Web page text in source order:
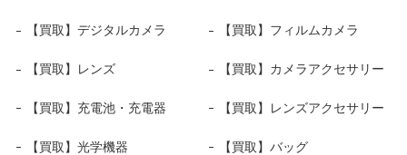
【買取】デジタルカメラ 【買取】フィルムカメラ
【買取】レンズ 【買取】カメラアクセサリー
【買取】充電池・充電器 【買取】レンズアクセサリー
【買取】光学機器 【買取】バッグ